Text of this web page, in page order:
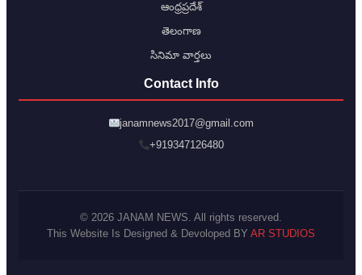
ఆంధ్రప్రదేశ్
తెలంగాణ
సినిమా వార్తలు
Contact Info
janamnews2017@gmail.com
+919347126480
© 2026 JANAM NEWS. All rights reserved.
This Website Is Designed & Devoloped BY AR STUDIOS